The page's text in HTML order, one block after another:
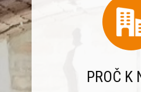
PROČ K